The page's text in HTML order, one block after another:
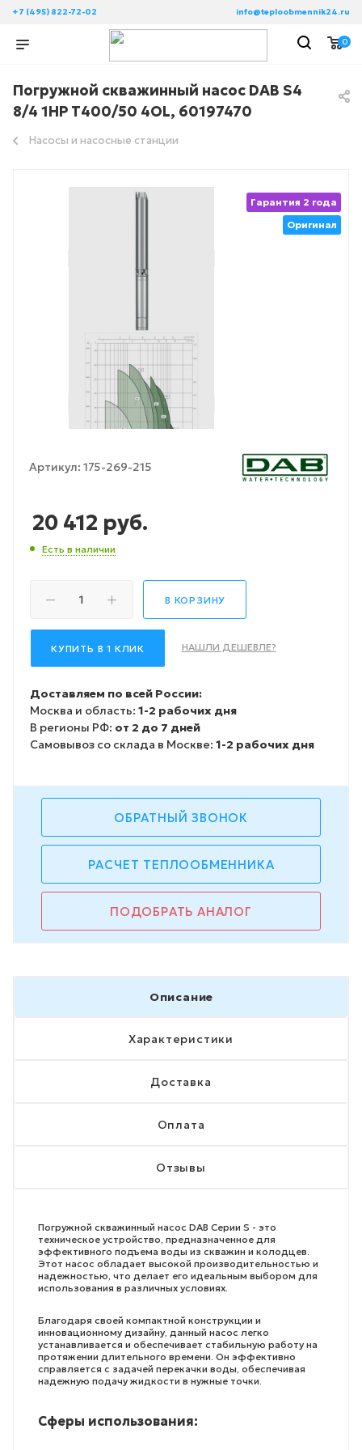
+7 (495) 822-72-02 info@teploobmennik24.ru
0
Погружной скважинный насос DAB S4
8/4 1HP T400/50 4OL, 60197470
Насосы и насосные станции
Гарантия 2 года
Оригинал
Артикул: 175-269-215
20 412 руб.
Есть в наличии
В КОРЗИНУ
КУПИТЬ В 1 КЛИК НАШЛИ ДЕШЕВЛЕ?
Доставляем по всей России:
Москва и область: 1-2 рабочих дня
В регионы РФ: от 2 до 7 дней
Самовывоз со склада в Москве: 1-2 рабочих дня
ОБРАТНЫЙ ЗВОНОК
РАСЧЕТ ТЕПЛООБМЕННИКА
ПОДОБРАТЬ АНАЛОГ
Описание
Характеристики
Доставка
Оплата
Отзывы
Погружной скважинный насос DAB Серии S - это
техническое устройство, предназначенное для
эффективного подъема воды из скважин и колодцев.
Этот насос обладает высокой производительностью и
надежностью, что делает его идеальным выбором для
использования в различных условиях.
Благодаря своей компактной конструкции и
инновационному дизайну, данный насос легко
устанавливается и обеспечивает стабильную работу на
протяжении длительного времени. Он эффективно
справляется с задачей перекачки воды, обеспечивая
надежную подачу жидкости в нужные точки.
Сферы использования: